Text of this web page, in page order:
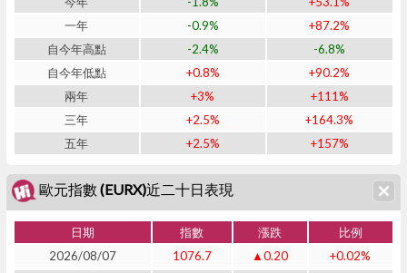
一年
-0.9%
+87.2%
自今年高點
-2.4%
-6.8%
自今年低點
+0.8%
+90.2%
兩年
+3%
+111%
三年
+2.5%
+164.3%
五年
+2.5% +157%
歐元指數 (EURX)近二十日表現
日期 指數 漲跌
比例
2026/08/07
1076.7 ▲0.20
+0.02%